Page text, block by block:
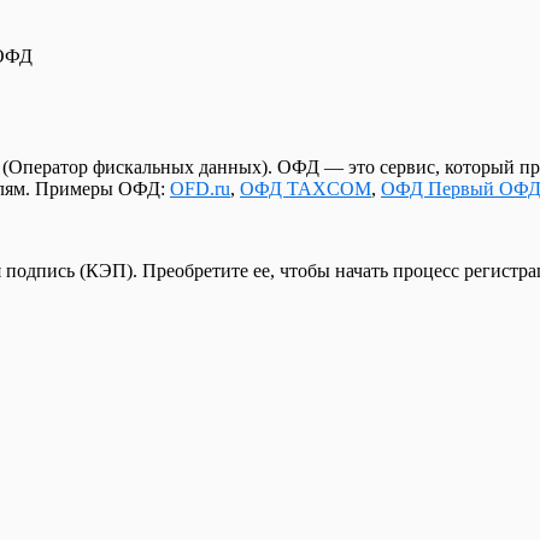
для маркетплейсов
фискальных данных). ОФД — это сервис, который
Примеры ОФД: OFD.ru, ОФД TAXCOM, ОФД Первый ОФД
(КЭП). Преобретите ее, чтобы начать процесс